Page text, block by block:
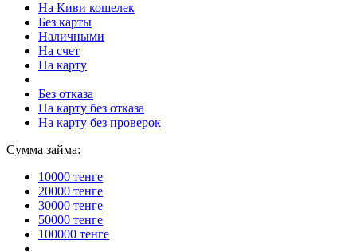
На Киви кошелек
Без карты
Наличными
На счет
На карту
Без отказа
На карту без отказа
На карту без проверок
Сумма займа:
10000 тенге
20000 тенге
30000 тенге
50000 тенге
100000 тенге